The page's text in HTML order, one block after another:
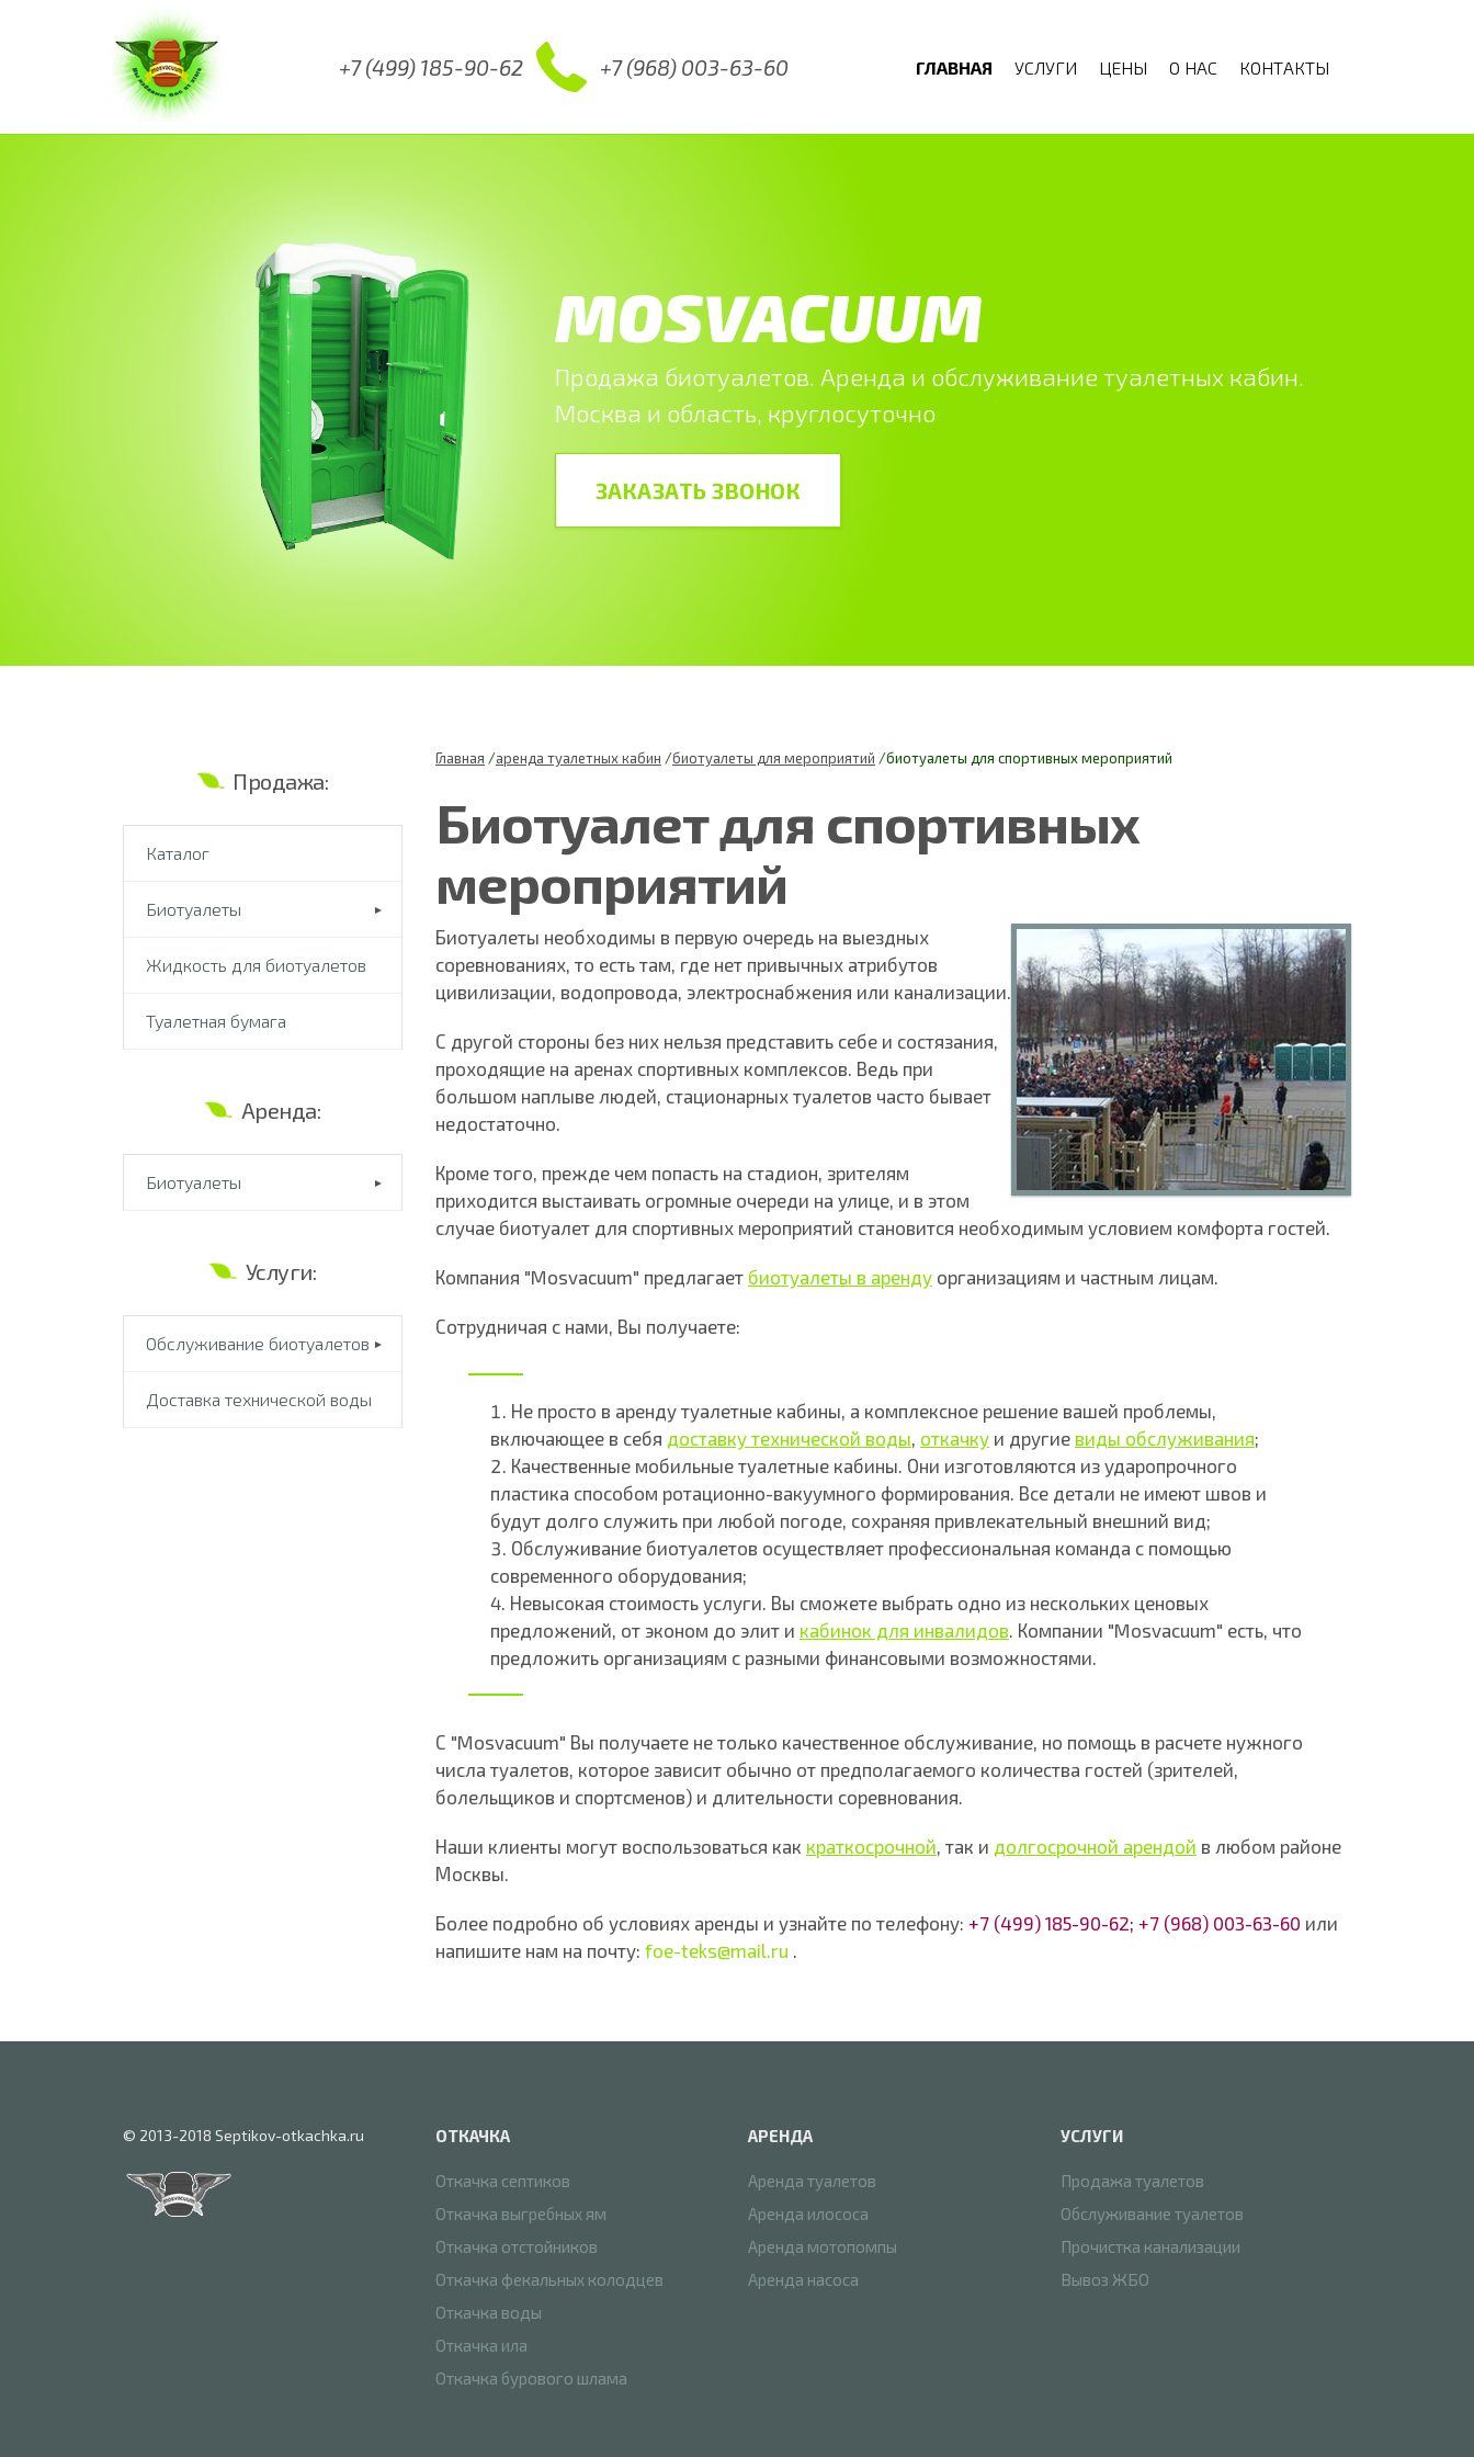
+7 (499) 185-90-62 +7 (968) 003-63-60 ГЛАВНАЯ УСЛУГИ ЦЕНЫ О НАС КОНТАКТЫ
MOSVACUUM
Продажа биотуалетов. Аренда и обслуживание туалетных кабин.
Москва и область, круглосуточно
ЗАКАЗАТЬ ЗВОНОК
Главная аренда туалетных кабин биотуалеты для мероприятий биотуалеты для спортивных мероприятий
Биотуалет для спортивных
мероприятий
Биотуалеты необходимы в первую очередь на выездных
соревнованиях, то есть там, где нет привычных атрибутов
цивилизации, водопровода, электроснабжения или канализации.
С другой стороны без них нельзя представить себе и состязания,
проходящие на аренах спортивных комплексов. Ведь при
большом наплыве людей, стационарных туалетов часто бывает
недостаточно.
Кроме того, прежде чем попасть на стадион, зрителям
приходится выстаивать огромные очереди на улице, и в этом
случае биотуалет для спортивных мероприятий становится необходимым условием комфорта гостей.
Компания "Mosvacuum" предлагает биотуалеты в аренду организациям и частным лицам.
Сотрудничая с нами, Вы получаете:
Не просто в аренду туалетные кабины, а комплексное решение вашей проблемы,
включающее в себя доставку технической воды откачку и другие виды обслуживания;
Качественные мобильные туалетные кабины. Они изготовляются из ударопрочного
пластика способом ротационно-вакуумного формирования. Все детали не имеют швов и
будут долго служить при любой погоде, сохраняя привлекательный внешний вид;
Обслуживание биотуалетов осуществляет профессиональная команда с помощью
современного оборудования;
Невысокая стоимость услуги. Вы сможете выбрать одно из нескольких ценовых
предложений, от эконом до элит и кабинок для инвалидов . Компании "Mosvacuum" есть, что
предложить организациям с разными финансовыми возможностями.
С "Mosvacuum" Вы получаете не только качественное обслуживание, но помощь в расчете нужного
числа туалетов, которое зависит обычно от предполагаемого количества гостей (зрителей,
болельщиков и спортсменов) и длительности соревнования.
Наши клиенты могут воспользоваться как краткосрочной , так и долгосрочной арендой в любом районе
Москвы.
Более подробно об условиях аренды и узнайте по телефону: +7 (499) 185-90-62; +7 (968) 003-63-60 или
напишите нам на почту: foe-teks@mail.ru
Продажа:
Каталог
Биотуалеты
Жидкость для биотуалетов
Туалетная бумага
Аренда:
Биотуалеты
Услуги:
Обслуживание биотуалетов
Доставка технической воды
© 2013-2018 Septikov-otkachka.ru ОТКАЧКА
Откачка септиков
Откачка выгребных ям
Откачка отстойников
Откачка фекальных колодцев
Откачка воды
Откачка ила
Откачка бурового шлама
АРЕНДА
Аренда туалетов
Аренда илососа
Аренда мотопомпы
Аренда насоса
УСЛУГИ
Продажа туалетов
Обслуживание туалетов
Прочистка канализации
Вывоз ЖБО